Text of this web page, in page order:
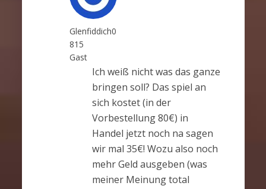
Glenfiddich0
815
Gast
Ich weiß nicht was das ganze
bringen soll? Das spiel an
sich kostet (in der
Vorbestellung 80€) in
Handel jetzt noch na sagen
wir mal 35€! Wozu also noch
mehr Geld ausgeben (was
meiner Meinung total